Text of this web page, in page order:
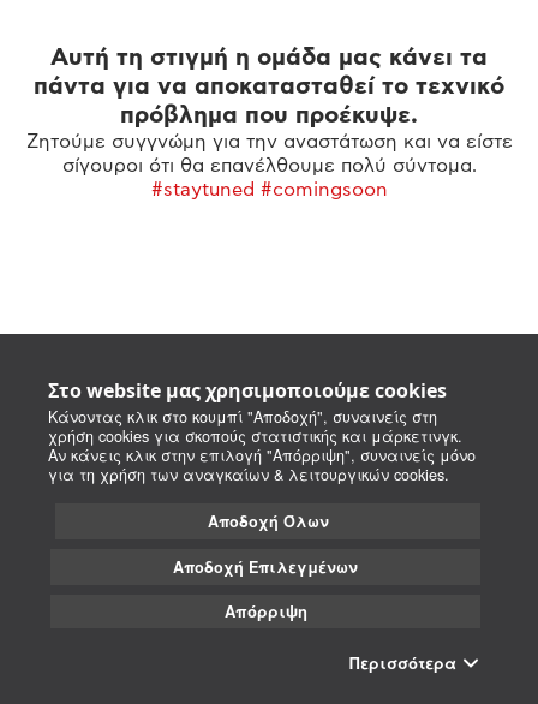
Στο website μας χρησιμοποιούμε cookies
Κάνοντας κλικ στο κουμπί "Αποδοχή", συναινείς στη
χρήση cookies για σκοπούς στατιστικής και μάρκετινγκ.
Αν κάνεις κλικ στην επιλογή "Απόρριψη", συναινείς μόνο
για τη χρήση των αναγκαίων & λειτουργικών cookies.
Αποδοχή Όλων
Αποδοχή Επιλεγμένων
Απόρριψη
Περισσότερα
Αυτή τη στιγμή η ομάδα μας κάνει τα
πάντα για να αποκατασταθεί το τεχνικό
πρόβλημα που προέκυψε.
Ζητούμε συγγνώμη για την αναστάτωση και να είστε
σίγουροι ότι θα επανέλθουμε πολύ σύντομα.
#staytuned #comingsoon